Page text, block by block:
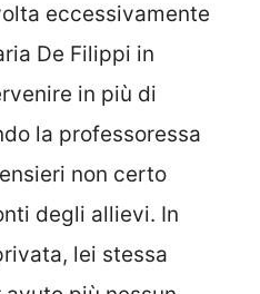
eccessivamente
De Filippi in
in più di
la professoressa
non certo
degli allievi. In
lei stessa